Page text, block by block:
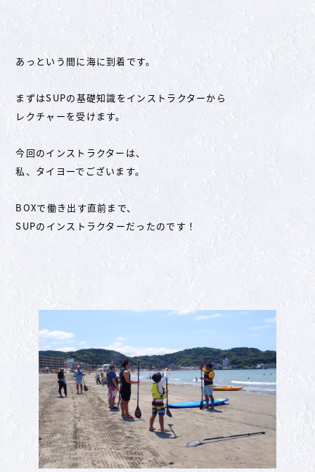
あっという間に海に到着です。
まずはSUPの基礎知識をインストラクターから
レクチャーを受けます。
今回のインストラクターは、
私、タイヨーでございます。
BOXで働き出す直前まで、
SUPのインストラクターだったのです！